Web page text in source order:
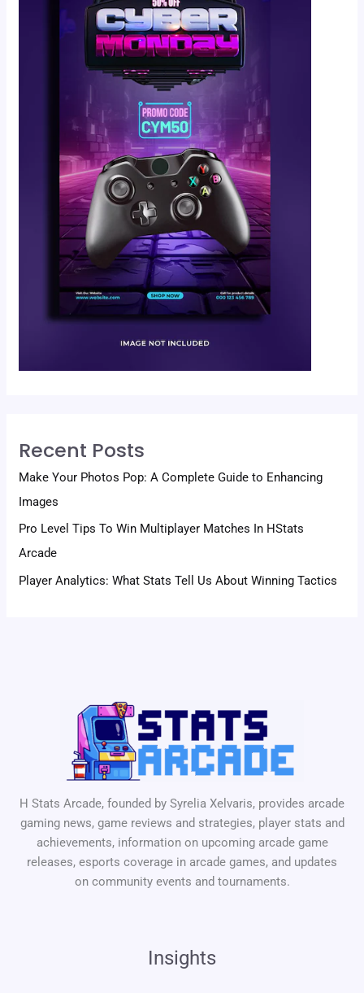
Recent Posts
Make Your Photos Pop: A Complete Guide to Enhancing
Images
Pro Level Tips To Win Multiplayer Matches In HStats
Arcade
Player Analytics: What Stats Tell Us About Winning Tactics
H Stats Arcade, founded by Syrelia Xelvaris, provides arcade
gaming news, game reviews and strategies, player stats and
achievements, information on upcoming arcade game
releases, esports coverage in arcade games, and updates
on community events and tournaments.
Insights